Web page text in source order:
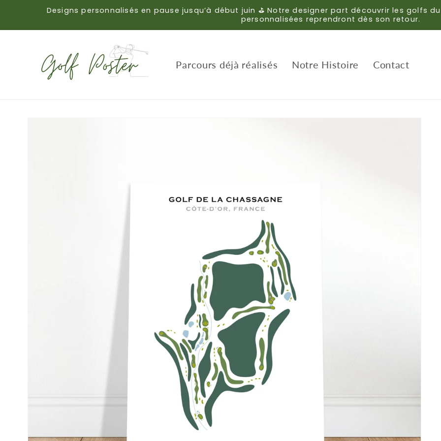
contenu
Designs personnalisés en pause jusqu’à début juin ⛳ Notre designer part découvrir les golfs
personnalisées reprendront dès son retour.
Parcours déjà réalisés Notre Histoire Contact